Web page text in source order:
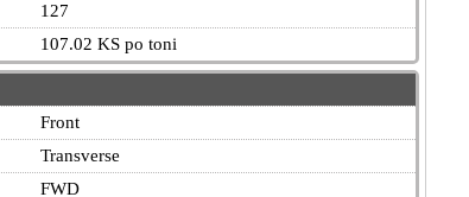
127
107.02 KS po toni
Front
Transverse
FWD